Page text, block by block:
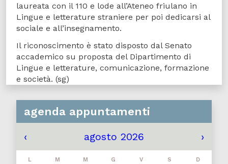
laureata con il 110 e lode all’Ateneo friulano in
Lingue e letterature straniere per poi dedicarsi al
sociale e all’insegnamento.
Il riconoscimento è stato disposto dal Senato
accademico su proposta del Dipartimento di
Lingue e letterature, comunicazione, formazione
e società. (sg)
agenda appuntamenti
‹ agosto 2026 ›
L M M G V S D